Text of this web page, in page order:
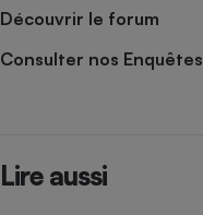
Découvrir le forum
Consulter nos Enquêtes
Lire aussi